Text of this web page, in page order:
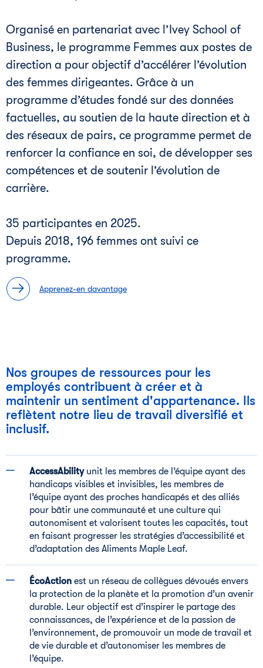
Organisé en partenariat avec l’Ivey School of
Business, le programme Femmes aux postes de
direction a pour objectif d’accélérer l’évolution
des femmes dirigeantes. Grâce à un
programme d’études fondé sur des données
factuelles, au soutien de la haute direction et à
des réseaux de pairs, ce programme permet de
renforcer la confiance en soi, de développer ses
compétences et de soutenir l’évolution de
carrière.
35 participantes en 2025.
Depuis 2018, 196 femmes ont suivi ce
programme.
Apprenez-en davantage
Nos groupes de ressources pour les
employés contribuent à créer et à
maintenir un sentiment d'appartenance. Ils
reflètent notre lieu de travail diversifié et
inclusif.
AccessAbilityunit les membres de l’équipe ayant des
handicaps visibles et invisibles, les membres de
l’équipe ayant des proches handicapés et des alliés
pour bâtir une communauté et une culture qui
autonomisent et valorisent toutes les capacités, tout
en faisant progresser les stratégies d’accessibilité et
d’adaptation des Aliments Maple Leaf.
ÉcoAction est un réseau de collègues dévoués envers
la protection de la planète et la promotion d’un avenir
durable. Leur objectif est d’inspirer le partage des
connaissances, de l’expérience et de la passion de
l’environnement, de promouvoir un mode de travail et
de vie durable et d’autonomiser les membres de
l’équipe.